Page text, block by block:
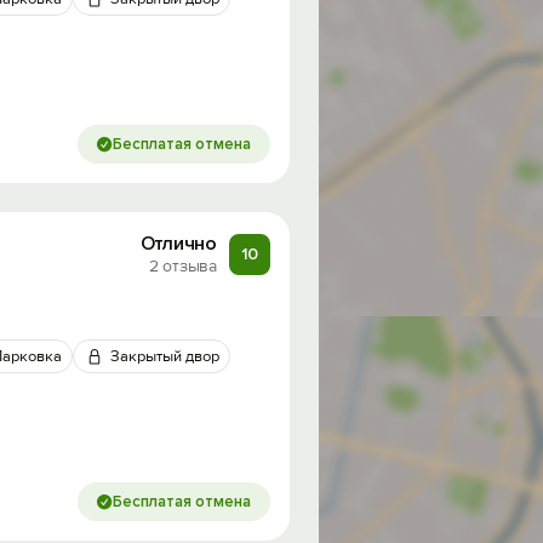
Бесплатая отмена
Отлично
2 отзыва
10
Закрытый двор
Бесплатая отмена
на